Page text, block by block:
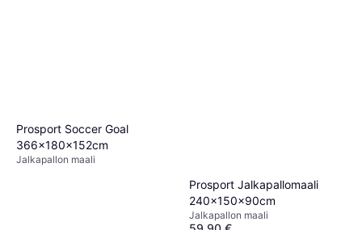
Prosport Soccer Goal
366x180x152cm
Jalkapallon maali
Prosport Jalkapallomaali
240x150x90cm
Jalkapallon maali